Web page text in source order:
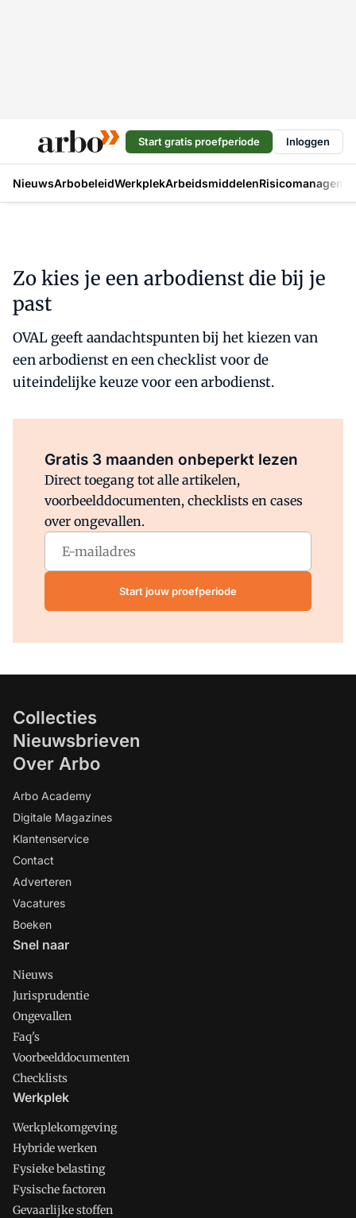
Start gratis proefperiode Inloggen
NieuwsArbobeleidWerkplekArbeidsmiddelen
Zo kies je een arbodienst die bij je
past
OVAL geeft aandachtspunten bij het kiezen van
een arbodienst en een checklist voor de
uiteindelijke keuze voor een arbodienst.
Gratis 3 maanden onbeperkt lezen
Direct toegang tot alle artikelen,
voorbeelddocumenten, checklists en cases
over ongevallen.
Start jouw proefperiode
Collecties
Nieuwsbrieven
Over Arbo
Arbo Academy
Digitale Magazines
Klantenservice
Contact
Adverteren
Vacatures
Boeken
Snel naar
Nieuws
Jurisprudentie
Ongevallen
Faq's
Voorbeelddocumenten
Checklists
Werkplek
Werkplekomgeving
Hybride werken
Fysieke belasting
Fysische factoren
Gevaarlijke stoffen